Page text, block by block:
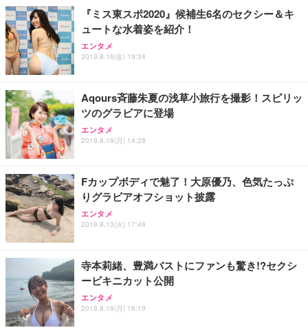
務用 おしゃれ パソコンチェア (ブラック)
Sezlife オフィスチェア デスクチェア 疲れない テレ
ワーク チェア 強化バックレスト 30度ロッキング機
能 人間工学 椅子 腰サポート 90度跳ね上げ式アーム
務用 おしゃれ パソコンチェア (ホワイト)
ANDWINT オフィスチェア デスクチェア 肘なし メ
ッシュ 通気性 ランバーサポート付き 腰サポート ガ
ス圧無段階昇降 360度回転 キャスター付き コンパク
【整備済み品】Dell E2724HS 27インチ 液晶モニタ
ー フルHD（1920×1080）VA 非光沢 HDMI/DisplayP
ort/VGA スピーカー内蔵 高さ調整 スイベル VESA対
【MiniLED/24.5inch/280Hz/FHD】GRAPHT THE S
HOOTER Gaming Monitor 24” Essential ゲーミン
グモニター QD 24.5インチ 1ms FHD 量子ドット 残
Smart Basic(スマートベーシック) 【Amazon.co.jp
限定】 Smart Basic アイリスオーヤマ ペットシーツ
超厚型 お徳用 ワイド 100枚入 (x 1) (ケース販売)
アイリスオーヤマ ペットシーツ 超厚型 お徳用 レギ
ュラー 200枚入【Amazon.co.jp限定】
『ミス東スポ2020』候補生6名のセクシー＆キ
ュートな水着姿を紹介！
エンタメ
2019.8.16(金) 19:34
Aqours斉藤朱夏の浅草小旅行を撮影！スピリッ
ツのグラビアに登場
エンタメ
2019.8.19(月) 14:28
Fカップボディで魅了！大原優乃、色気たっぷ
りグラビアオフショット披露
エンタメ
2019.8.13(火) 17:48
寺本莉緒、豊満バストにファンも驚き!?セクシ
ービキニカット公開
エンタメ
2019.8.19(月) 16:19